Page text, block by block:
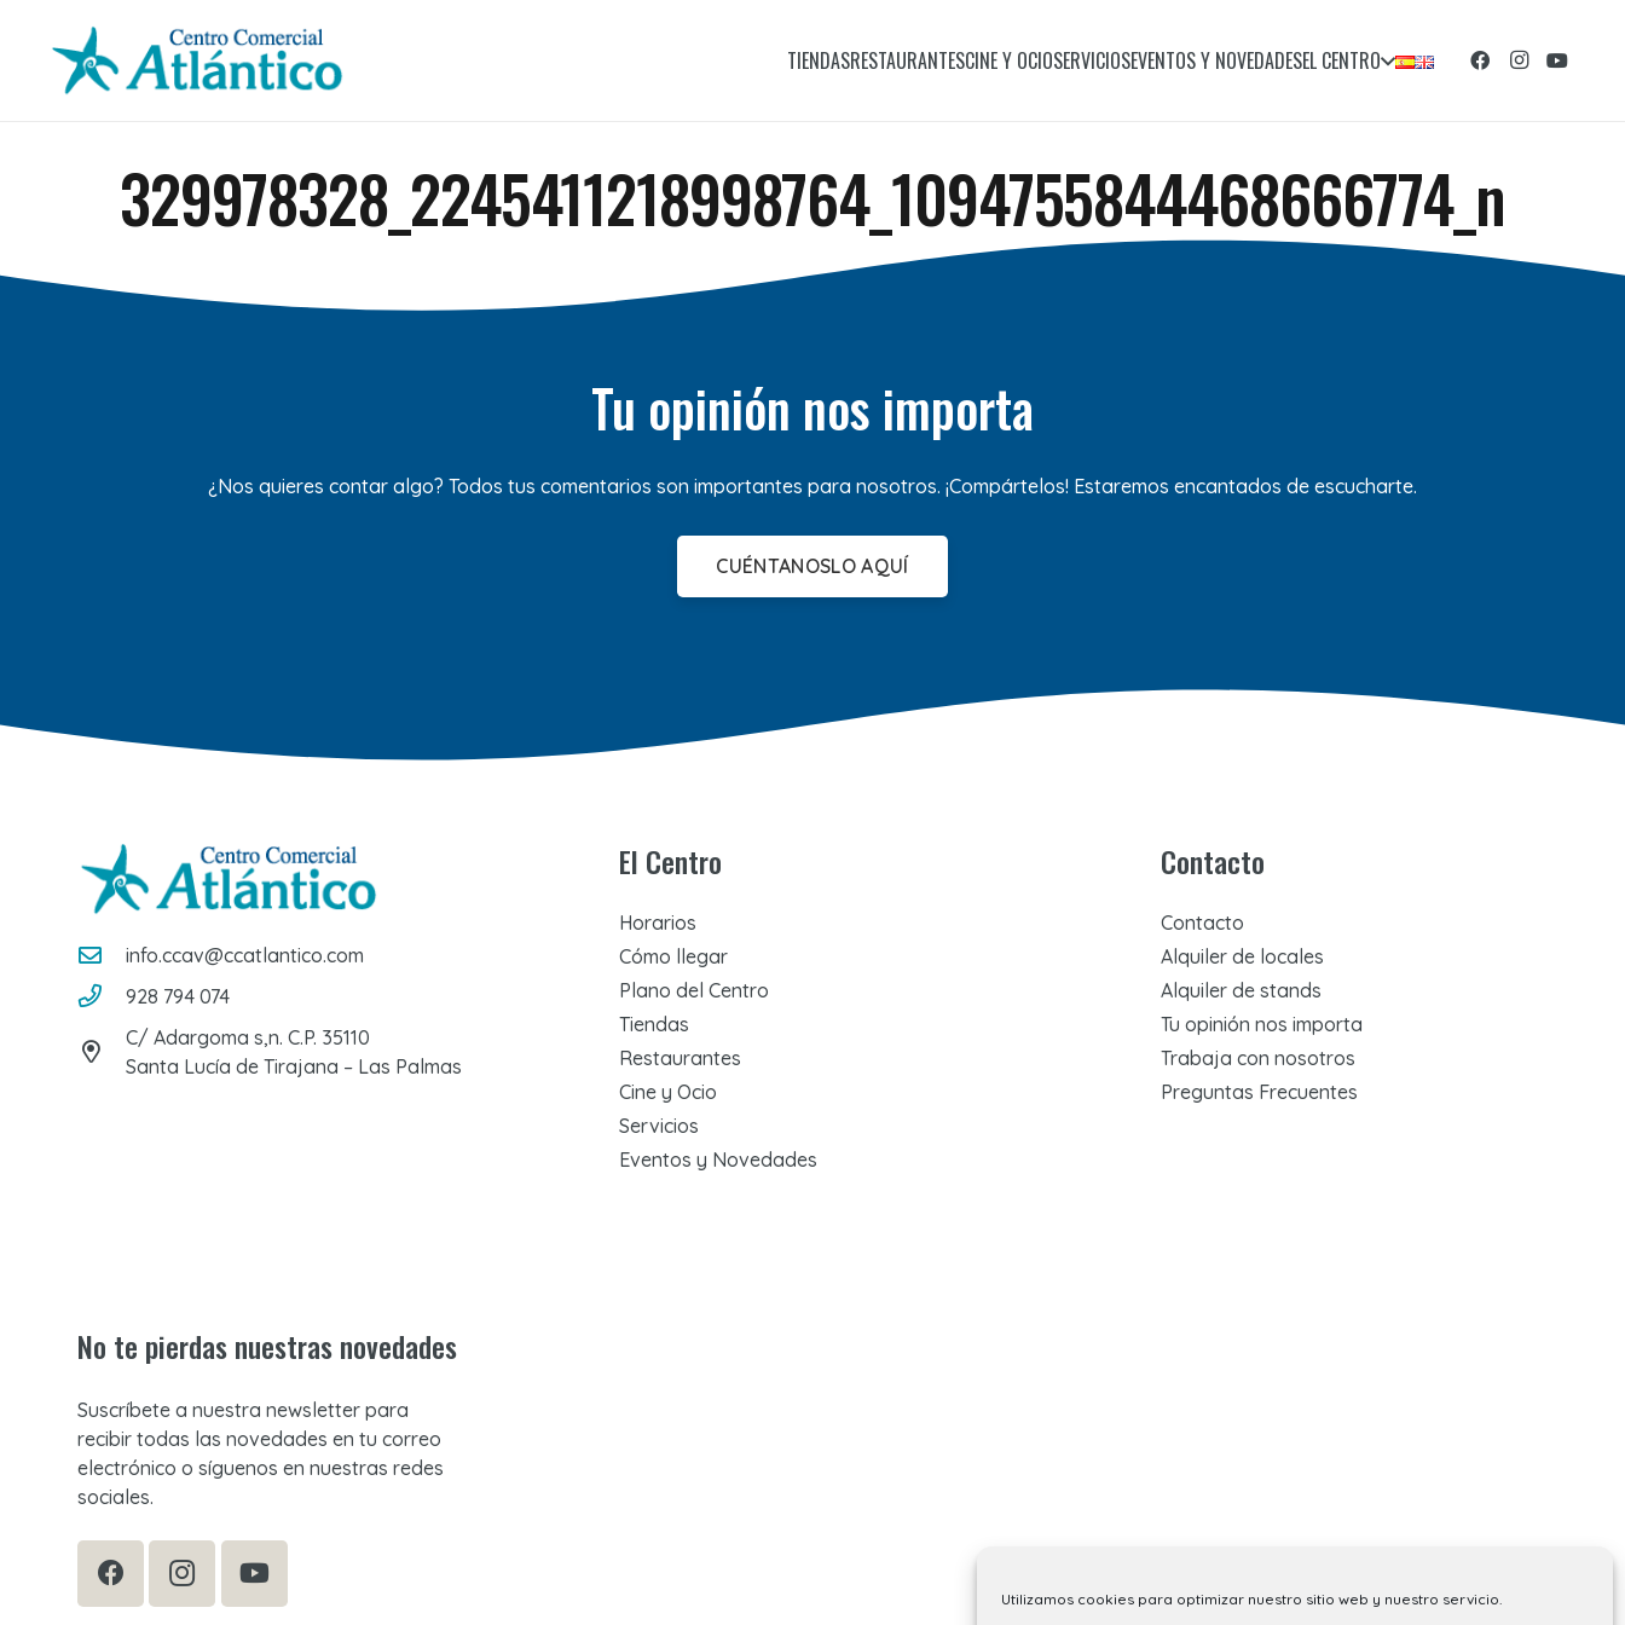
Utilizamos cookies para optimizar nuestro sitio web y nuestro servicio.
TIENDASRESTAURANTESCINE Y OCIOSERVICIOSEVENTOS Y NOVEDADESEL CENTRO
329978328_2245411218998764_1094755844468666774_n
Tu opinión nos importa
¿Nos quieres contar algo? Todos tus comentarios son importantes para nosotros. ¡Compártelos! Estaremos encantados de escucharte.
CUÉNTANOSLO AQUÍ
info.ccav@ccatlantico.com
928 794 074
C/ Adargoma s,n. C.P. 35110
Santa Lucía de Tirajana – Las Palmas
El Centro
Horarios
Cómo llegar
Plano del Centro
Tiendas
Restaurantes
Cine y Ocio
Servicios
Eventos y Novedades
Contacto
Contacto
Alquiler de locales
Alquiler de stands
Tu opinión nos importa
Trabaja con nosotros
Preguntas Frecuentes
No te pierdas nuestras novedades
Suscríbete a nuestra newsletter para
recibir todas las novedades en tu correo
electrónico o síguenos en nuestras redes
sociales.